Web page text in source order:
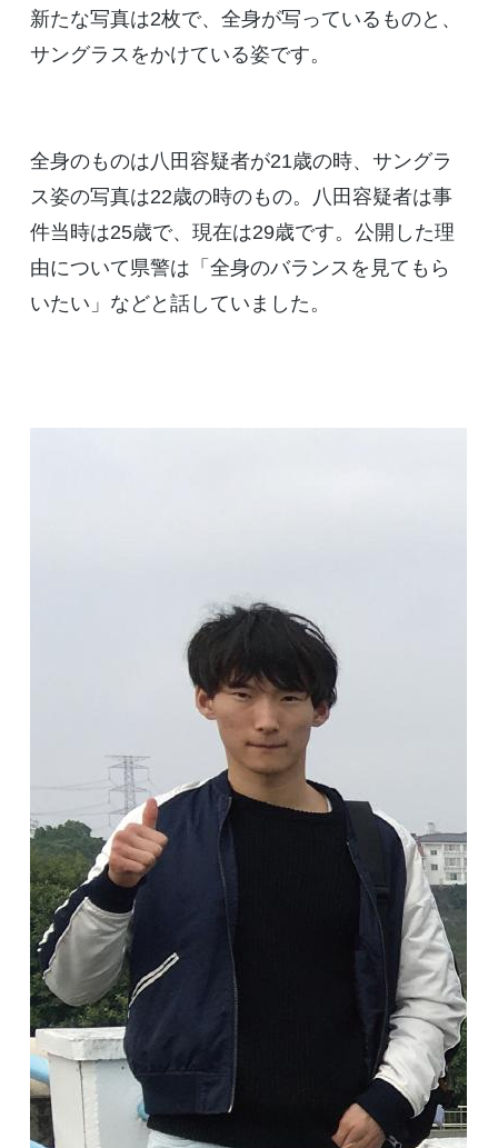
新たな写真は2枚で、全身が写っているものと、
サングラスをかけている姿です。
全身のものは八田容疑者が21歳の時、サングラ
ス姿の写真は22歳の時のもの。八田容疑者は事
件当時は25歳で、現在は29歳です。公開した理
由について県警は「全身のバランスを見てもら
いたい」などと話していました。